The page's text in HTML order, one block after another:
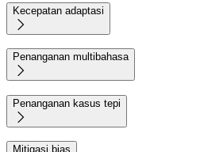
Kecepatan adaptasi

Penanganan multibahasa

Penanganan kasus tepi

Mitigasi bias